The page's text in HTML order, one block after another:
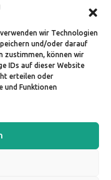
wir Technologien
und/oder darauf
zustimmen, können wir
IDs auf dieser Website
erteilen oder
und Funktionen
dazu sein. In
können Sie mir Ihr
mal 15
viel Mut und
dazu das
wann Sie